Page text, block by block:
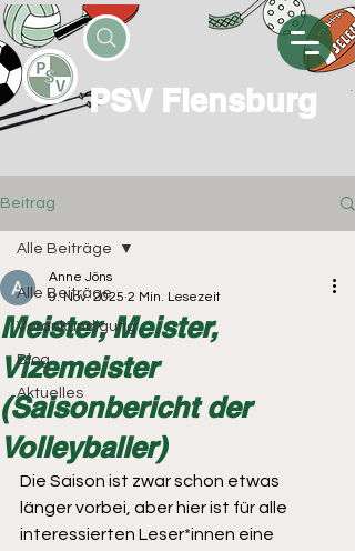
PSV Flensburg
Beitrag
Alle Beiträge
Vorankündigung
Blog
Aktuelles
Alle Beiträge
Meister, Meister,
Vizemeister
(Saisonbericht der
Volleyballer)
Anne Jöns
9. Nov. 2025 2 Min. Lesezeit
Die Saison ist zwar schon etwas
länger vorbei, aber hier ist für alle
interessierten Leser*innen eine